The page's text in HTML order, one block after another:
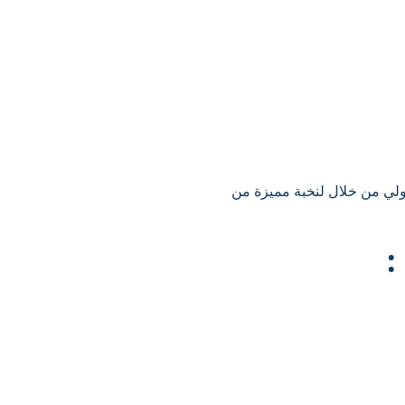
من خلال لنخبة مميزة من
: